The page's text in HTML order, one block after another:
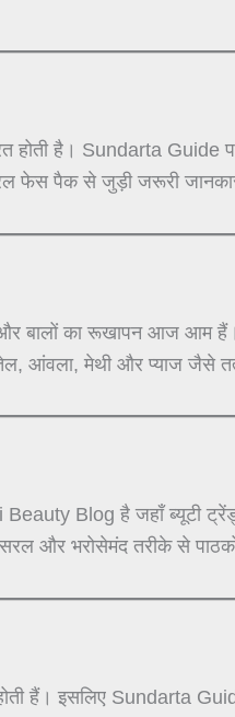
होती है। Sundarta Guide
फेस पैक से जुड़ी जरूरी
बालों का रूखापन आज आम
आंवला, मेथी और प्याज जैसे
Blog है जहाँ ब्यूटी
और भरोसेमंद तरीके से
हैं। इसलिए Sundarta Guide